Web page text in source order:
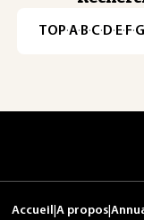
TOP·A·B·C· D· E· F·G
Accueil A propos